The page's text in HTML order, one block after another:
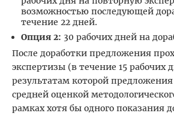
возможностью последующей
течение 22 дней.
Опция 2: 30 рабочих дней на
После доработки предложения
экспертизы (в течение 15 рабочих
результатам которой
средней оценкой
рамках хотя бы одного показания